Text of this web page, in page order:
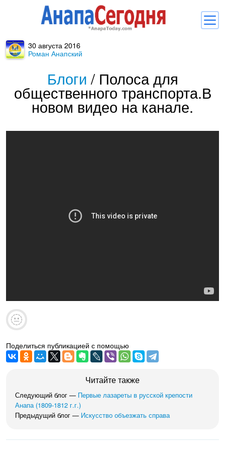
Комментарии
Балачка
Об Анапе
30 августа 2016
Роман Анапский
Блоги / Полоса для
общественного транспорта.В
новом видео на канале.
Поделиться публикацией с помощью
Читайте также
Следующий блог — Первые лазареты в русской крепости
Анапа (1809-1812 г.г.)
Предыдущий блог — Искусство объезжать справа